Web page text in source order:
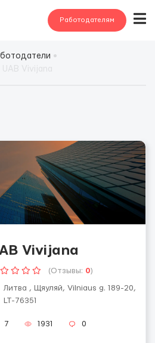
Работодателям
Vivijana
(Отзывы: 0)
Литва , Щяуляй, Vilniaus g. 189-20,
LT-76351
7 1931 0